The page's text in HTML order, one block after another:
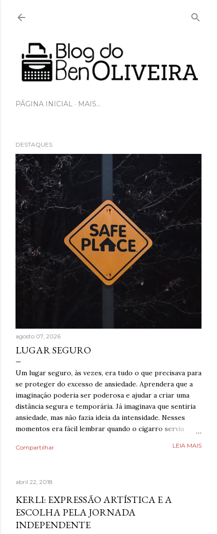
PÁGINA INICIAL MAIS…
DESTAQUES
agosto 07, 2026
LUGAR SEGURO
Um lugar seguro, às vezes, era tudo o que precisava para
se proteger do excesso de ansiedade. Aprendera que a
imaginação poderia ser poderosa e ajudar a criar uma
distância segura e temporária. Já imaginava que sentiria
ansiedade, mas não fazia ideia da intensidade. Nesses
momentos era fácil lembrar quando o cigarro servia
aprender a lidar com isso livre de nicotina. Caminhar,
para se distrair. Existia um limite de quanto era possível
diminuir a ansiedade, mas cada pequena coisa fazia toda
ninguém. Então, temporariamente se imaginar em um
lugar seguro poderia fazer toda diferença. Era algo que
Compartilhar LEIA MAIS
abril 22, 2018
KERLI: EXPRESSÃO ARTÍSTICA E A
ESCOLHA PELA JORNADA
INDEPENDENTE